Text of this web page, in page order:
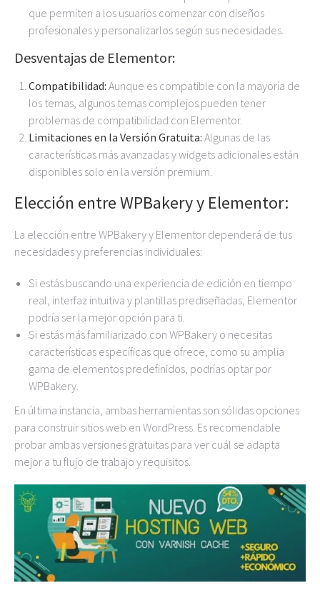
que permiten a los usuarios comenzar con diseños
profesionales y personalizarlos según sus necesidades.
Desventajas de Elementor:
Compatibilidad: Aunque es compatible con la mayoría de
los temas, algunos temas complejos pueden tener
problemas de compatibilidad con Elementor.
Limitaciones en la Versión Gratuita: Algunas de las
características más avanzadas y widgets adicionales están
disponibles solo en la versión premium.
Elección entre WPBakery y Elementor:
La elección entre WPBakery y Elementor dependerá de tus
necesidades y preferencias individuales:
Si estás buscando una experiencia de edición en tiempo
real, interfaz intuitiva y plantillas prediseñadas, Elementor
podría ser la mejor opción para ti.
Si estás más familiarizado con WPBakery o necesitas
características específicas que ofrece, como su amplia
gama de elementos predefinidos, podrías optar por
WPBakery.
En última instancia, ambas herramientas son sólidas opciones
para construir sitios web en WordPress. Es recomendable
probar ambas versiones gratuitas para ver cuál se adapta
mejor a tu flujo de trabajo y requisitos.